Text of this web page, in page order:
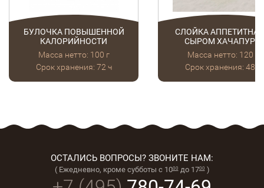
БУЛОЧКА ПОВЫШЕННОЙ
КАЛОРИЙНОСТИ
Масса нетто: 100 г
Срок хранения: 72 ч
СЛОЙКА
СЫРОМ ХАЧАПУРИ
Масса нетто: 120 г
Срок хранения: 48 ч
ОСТАЛИСЬ ВОПРОСЫ? ЗВОНИТЕ НАМ:
( Ежедневно, кроме субботы с 1000до 1700)